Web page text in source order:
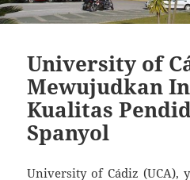
University of
Mewujudkan
Kualitas
Spanyol
University of Cádiz (UCA),